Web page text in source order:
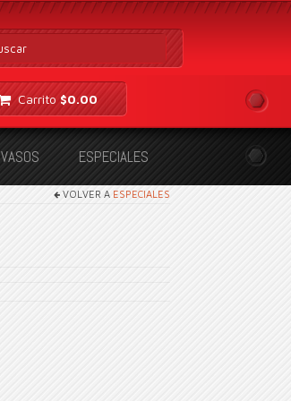
Carrito $0.00
VASOS ESPECIALES
VOLVER A ESPECIALES